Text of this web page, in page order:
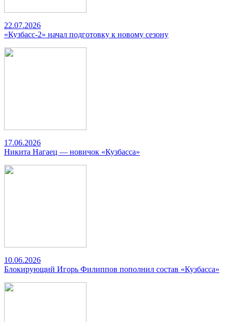
22.07.2026
«Кузбасс-2» начал подготовку к новому сезону
17.06.2026
Никита Нагаец — новичок «Кузбасса»
10.06.2026
Блокирующий Игорь Филиппов пополнил состав «Кузбасса»